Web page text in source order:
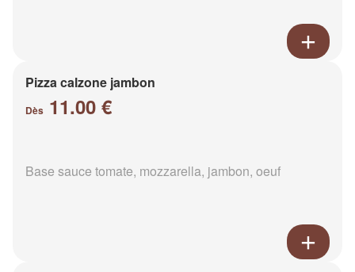
Pizza calzone jambon
Dès 11.00 €
Base sauce tomate, mozzarella, jambon, oeuf